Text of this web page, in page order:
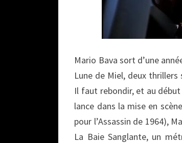
Mario Bava sort d’une
Lune de Miel, deux
Il faut rebondir, et au
lance dans la mise en
pour l’Assassin de 1964),
La Baie Sanglante, un